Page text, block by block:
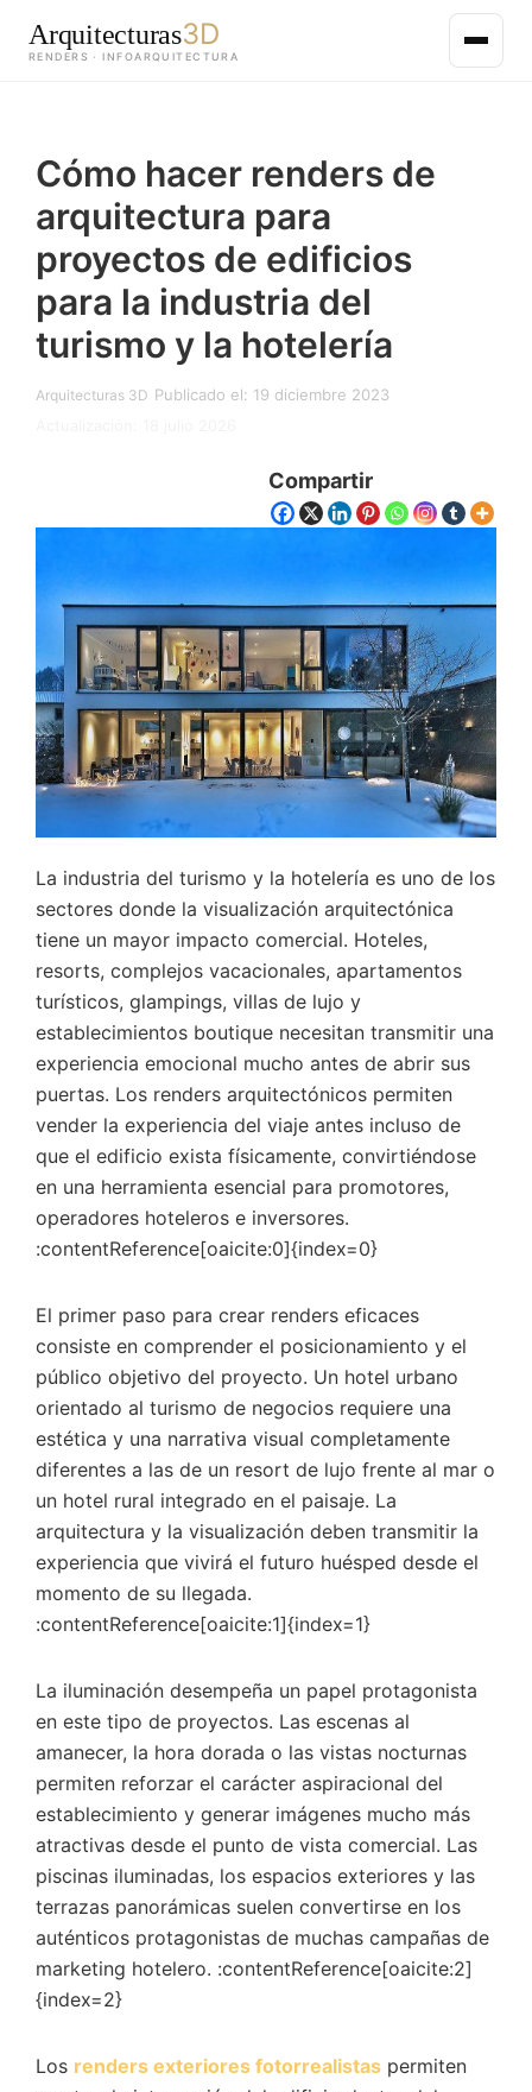
Arquitecturas3D
RENDERS · INFOARQUITECTURA
contenido
Cómo hacer renders de
arquitectura para
proyectos de edificios
para la industria del
turismo y la hotelería
Arquitecturas 3D Publicado el: 19 diciembre 2023
Compartir
La industria del turismo y la hotelería es uno de los
sectores donde la visualización arquitectónica
tiene un mayor impacto comercial. Hoteles,
resorts, complejos vacacionales, apartamentos
turísticos, glampings, villas de lujo y
establecimientos boutique necesitan transmitir una
experiencia emocional mucho antes de abrir sus
puertas. Los renders arquitectónicos permiten
vender la experiencia del viaje antes incluso de
que el edificio exista físicamente, convirtiéndose
en una herramienta esencial para promotores,
operadores hoteleros e inversores.
:contentReference[oaicite:0]{index=0}
El primer paso para crear renders eficaces
consiste en comprender el posicionamiento y el
público objetivo del proyecto. Un hotel urbano
orientado al turismo de negocios requiere una
estética y una narrativa visual completamente
diferentes a las de un resort de lujo frente al mar o
un hotel rural integrado en el paisaje. La
arquitectura y la visualización deben transmitir la
experiencia que vivirá el futuro huésped desde el
momento de su llegada.
:contentReference[oaicite:1]{index=1}
La iluminación desempeña un papel protagonista
en este tipo de proyectos. Las escenas al
amanecer, la hora dorada o las vistas nocturnas
permiten reforzar el carácter aspiracional del
establecimiento y generar imágenes mucho más
atractivas desde el punto de vista comercial. Las
piscinas iluminadas, los espacios exteriores y las
terrazas panorámicas suelen convertirse en los
auténticos protagonistas de muchas campañas de
marketing hotelero. :contentReference[oaicite:2]
{index=2}
Los renders exteriores fotorrealistas permiten